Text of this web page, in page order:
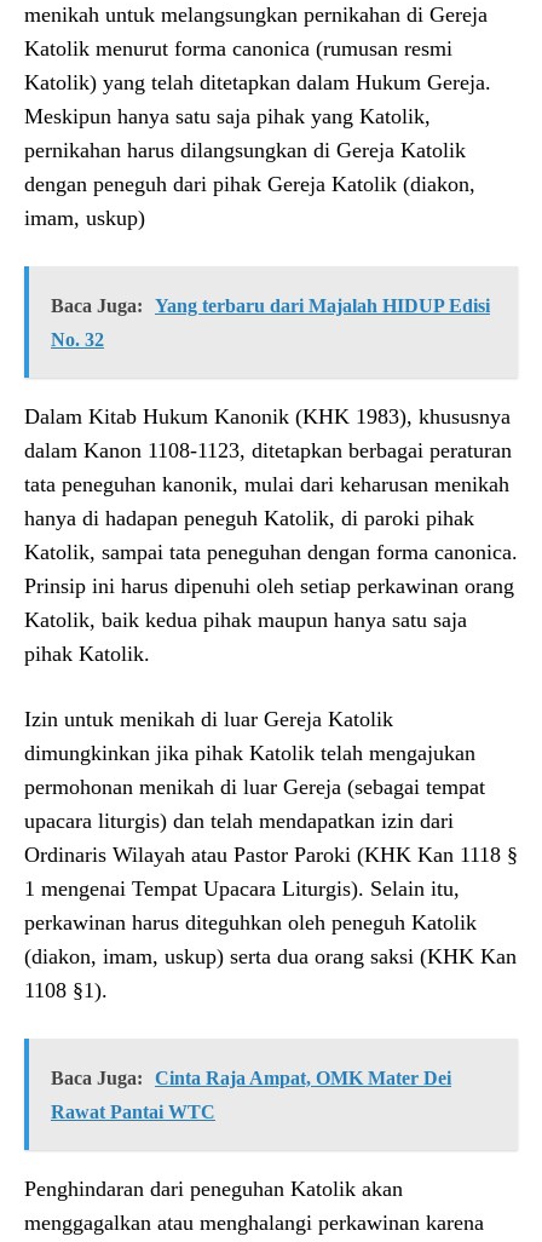
menikah untuk melangsungkan pernikahan di Gereja
Katolik menurut forma canonica (rumusan resmi
Katolik) yang telah ditetapkan dalam Hukum Gereja.
Meskipun hanya satu saja pihak yang Katolik,
pernikahan harus dilangsungkan di Gereja Katolik
dengan peneguh dari pihak Gereja Katolik (diakon,
imam, uskup)
Baca Juga:
Yang terbaru dari Majalah HIDUP Edisi
No. 32
Dalam Kitab Hukum Kanonik (KHK 1983), khususnya
dalam Kanon 1108-1123, ditetapkan berbagai peraturan
tata peneguhan kanonik, mulai dari keharusan menikah
hanya di hadapan peneguh Katolik, di paroki pihak
Katolik, sampai tata peneguhan dengan forma canonica.
Prinsip ini harus dipenuhi oleh setiap perkawinan orang
Katolik, baik kedua pihak maupun hanya satu saja
pihak Katolik.
Izin untuk menikah di luar Gereja Katolik
dimungkinkan jika pihak Katolik telah mengajukan
permohonan menikah di luar Gereja (sebagai tempat
upacara liturgis) dan telah mendapatkan izin dari
Ordinaris Wilayah atau Pastor Paroki (KHK Kan 1118 §
1 mengenai Tempat Upacara Liturgis). Selain itu,
perkawinan harus diteguhkan oleh peneguh Katolik
(diakon, imam, uskup) serta dua orang saksi (KHK Kan
1108 §1).
Baca Juga:
Cinta Raja Ampat, OMK Mater Dei
Rawat Pantai WTC
Penghindaran dari peneguhan Katolik akan
menggagalkan atau menghalangi perkawinan karena